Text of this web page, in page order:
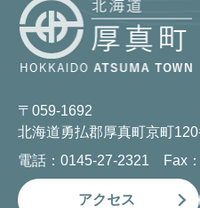
〒059-1692
北海道勇払郡厚真町京町
電話：0145-27-2321 Fax
アクセス